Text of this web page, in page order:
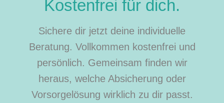
Kostenfrei für dich.
Sichere dir jetzt deine individuelle
Beratung. Vollkommen kostenfrei und
persönlich. Gemeinsam finden wir
heraus, welche Absicherung oder
Vorsorgelösung wirklich zu dir passt.